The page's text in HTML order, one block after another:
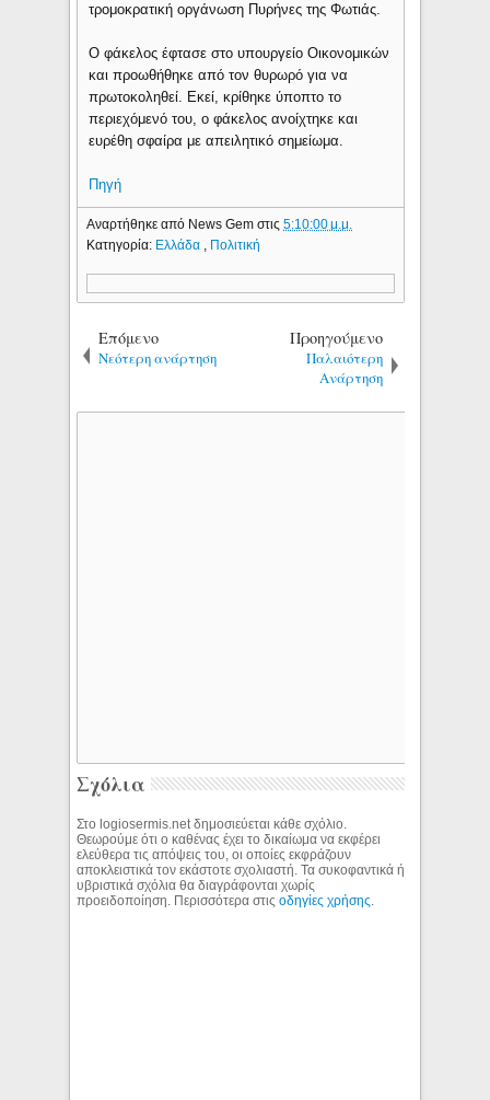
τρομοκρατική οργάνωση Πυρήνες της Φωτιάς.
Ο φάκελος έφτασε στο υπουργείο Οικονομικών
και προωθήθηκε από τον θυρωρό για να
πρωτοκοληθεί. Εκεί, κρίθηκε ύποπτο το
περιεχόμενό του, ο φάκελος ανοίχτηκε και
ευρέθη σφαίρα με απειλητικό σημείωμα.
Πηγή
Αναρτήθηκε από News Gemστις5:10:00 μ.μ.
Κατηγορία: Ελλάδα Πολιτική
Επόμενο
Νεότερη ανάρτηση
Προηγούμενο
Παλαιότερη
Ανάρτηση
Σχόλια
Στο logiosermis.net δημοσιεύεται κάθε σχόλιο.
Θεωρούμε ότι ο καθένας έχει το δικαίωμα να εκφέρει
ελεύθερα τις απόψεις του, οι οποίες εκφράζουν
αποκλειστικά τον εκάστοτε σχολιαστή. Τα συκοφαντικά ή
υβριστικά σχόλια θα διαγράφονται χωρίς
προειδοποίηση. Περισσότερα στιςοδηγίες χρήσης